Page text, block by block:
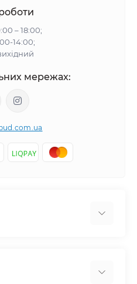
– 18:00;
14:00;
мережах: